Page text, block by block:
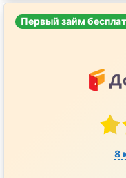
Первый займ
8